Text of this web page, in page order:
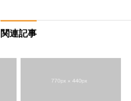
関連記事